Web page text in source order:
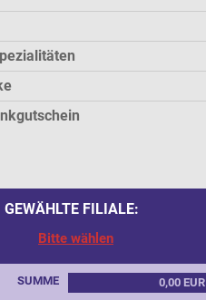
GEWÄHLTE FILIALE:
Bitte wählen
SUMME 0,00 EUR